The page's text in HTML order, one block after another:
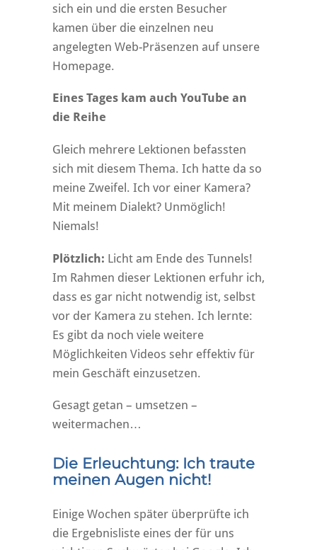
sich ein und die ersten Besucher
kamen über die einzelnen neu
angelegten Web-Präsenzen auf unsere
Homepage.
Eines Tages kam auch YouTube an
die Reihe
Gleich mehrere Lektionen befassten
sich mit diesem Thema. Ich hatte da so
meine Zweifel. Ich vor einer Kamera?
Mit meinem Dialekt? Unmöglich!
Niemals!
Plötzlich: Licht am Ende des Tunnels!
Im Rahmen dieser Lektionen erfuhr ich,
dass es gar nicht notwendig ist, selbst
vor der Kamera zu stehen. Ich lernte:
Es gibt da noch viele weitere
Möglichkeiten Videos sehr effektiv für
mein Geschäft einzusetzen.
Gesagt getan – umsetzen –
weitermachen…
Die Erleuchtung: Ich traute
meinen Augen nicht!
Einige Wochen später überprüfte ich
die Ergebnisliste eines der für uns